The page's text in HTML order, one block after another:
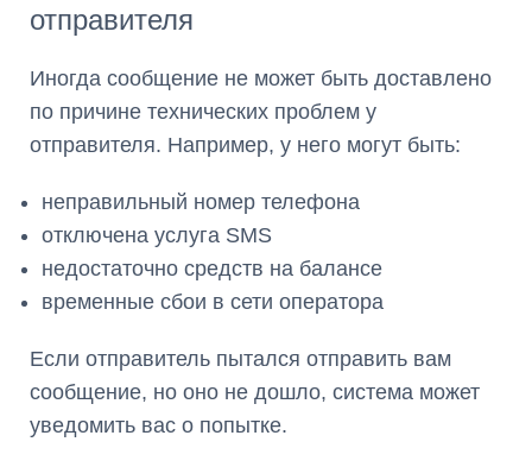
отправителя
Иногда сообщение не может быть доставлено
по причине технических проблем у
отправителя. Например, у него могут быть:
неправильный номер телефона
отключена услуга SMS
недостаточно средств на балансе
временные сбои в сети оператора
Если отправитель пытался отправить вам
сообщение, но оно не дошло, система может
уведомить вас о попытке.